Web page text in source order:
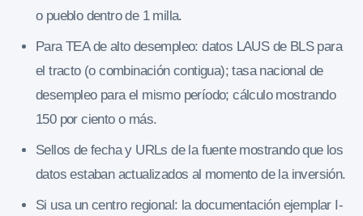
o pueblo dentro de 1 milla.
Para TEA de alto desempleo: datos LAUS de BLS para
el tracto (o combinación contigua); tasa nacional de
desempleo para el mismo período; cálculo mostrando
150 por ciento o más.
Sellos de fecha y URLs de la fuente mostrando que los
datos estaban actualizados al momento de la inversión.
Si usa un centro regional: la documentación ejemplar I-